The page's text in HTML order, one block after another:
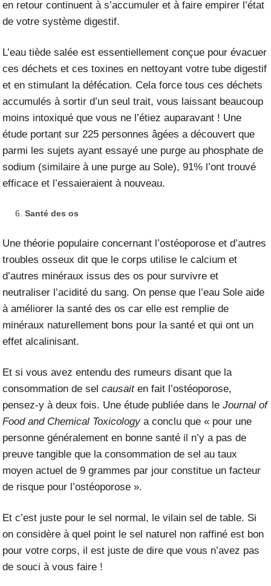
en retour continuent à s’accumuler et à faire empirer l’état
de votre système digestif.
L’eau tiède salée est essentiellement conçue pour évacuer
ces déchets et ces toxines en nettoyant votre tube digestif
et en stimulant la défécation. Cela force tous ces déchets
accumulés à sortir d’un seul trait, vous laissant beaucoup
moins intoxiqué que vous ne l’étiez auparavant ! Une
étude portant sur 225 personnes âgées a découvert que
parmi les sujets ayant essayé une purge au phosphate de
sodium (similaire à une purge au Sole), 91% l’ont trouvé
efficace et l’essaieraient à nouveau.
Santé des os
Une théorie populaire concernant l’ostéoporose et d’autres
troubles osseux dit que le corps utilise le calcium et
d’autres minéraux issus des os pour survivre et
neutraliser l’acidité du sang. On pense que l’eau Sole aide
à améliorer la santé des os car elle est remplie de
minéraux naturellement bons pour la santé et qui ont un
effet alcalinisant.
Et si vous avez entendu des rumeurs disant que la
consommation de sel causaiten fait l’ostéoporose,
pensez-y à deux fois. Une étude publiée dans le Journal of
Food and Chemical Toxicologya conclu que « pour une
personne généralement en bonne santé il n’y a pas de
preuve tangible que la consommation de sel au taux
moyen actuel de 9 grammes par jour constitue un facteur
de risque pour l’ostéoporose ».
Et c’est juste pour le sel normal, le vilain sel de table. Si
on considère à quel point le sel naturel non raffiné est bon
pour votre corps, il est juste de dire que vous n’avez pas
de souci à vous faire !